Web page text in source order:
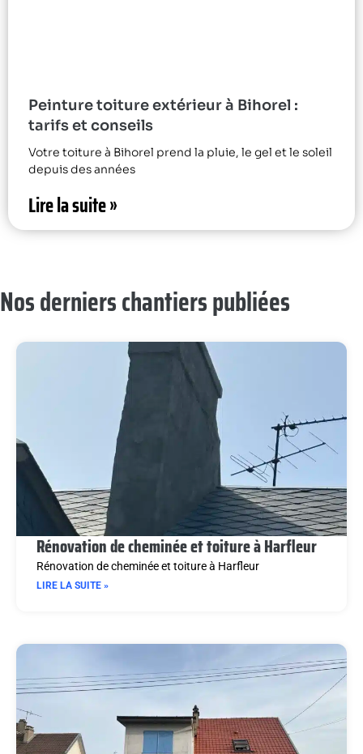
Peinture toiture extérieur à Bihorel :
tarifs et conseils
Votre toiture à Bihorel prend la pluie, le gel et le soleil
depuis des années
Lire la suite »
Nos derniers chantiers publiées
Rénovation de cheminée et toiture à Harfleur
Rénovation de cheminée et toiture à Harfleur
LIRE LA SUITE »